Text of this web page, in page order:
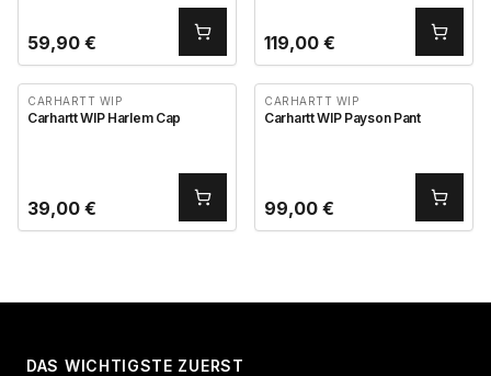
59,90 € 119,00 €
CARHARTT WIP
Carhartt WIP Harlem Cap
39,00 €
CARHARTT WIP
Carhartt WIP Payson Pant
99,00 €
DAS WICHTIGSTE ZUERST